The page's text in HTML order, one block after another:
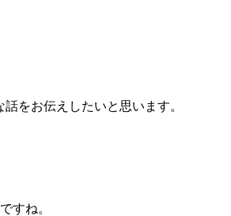
をお伝えしたいと思います。
すね。